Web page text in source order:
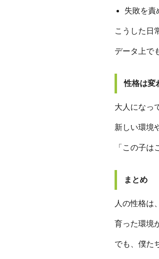
失敗を責
こうした日
データ上で
性格は変
大人になっ
新しい環境
「この子
まとめ
人の性格は
育った環境
でも、僕た